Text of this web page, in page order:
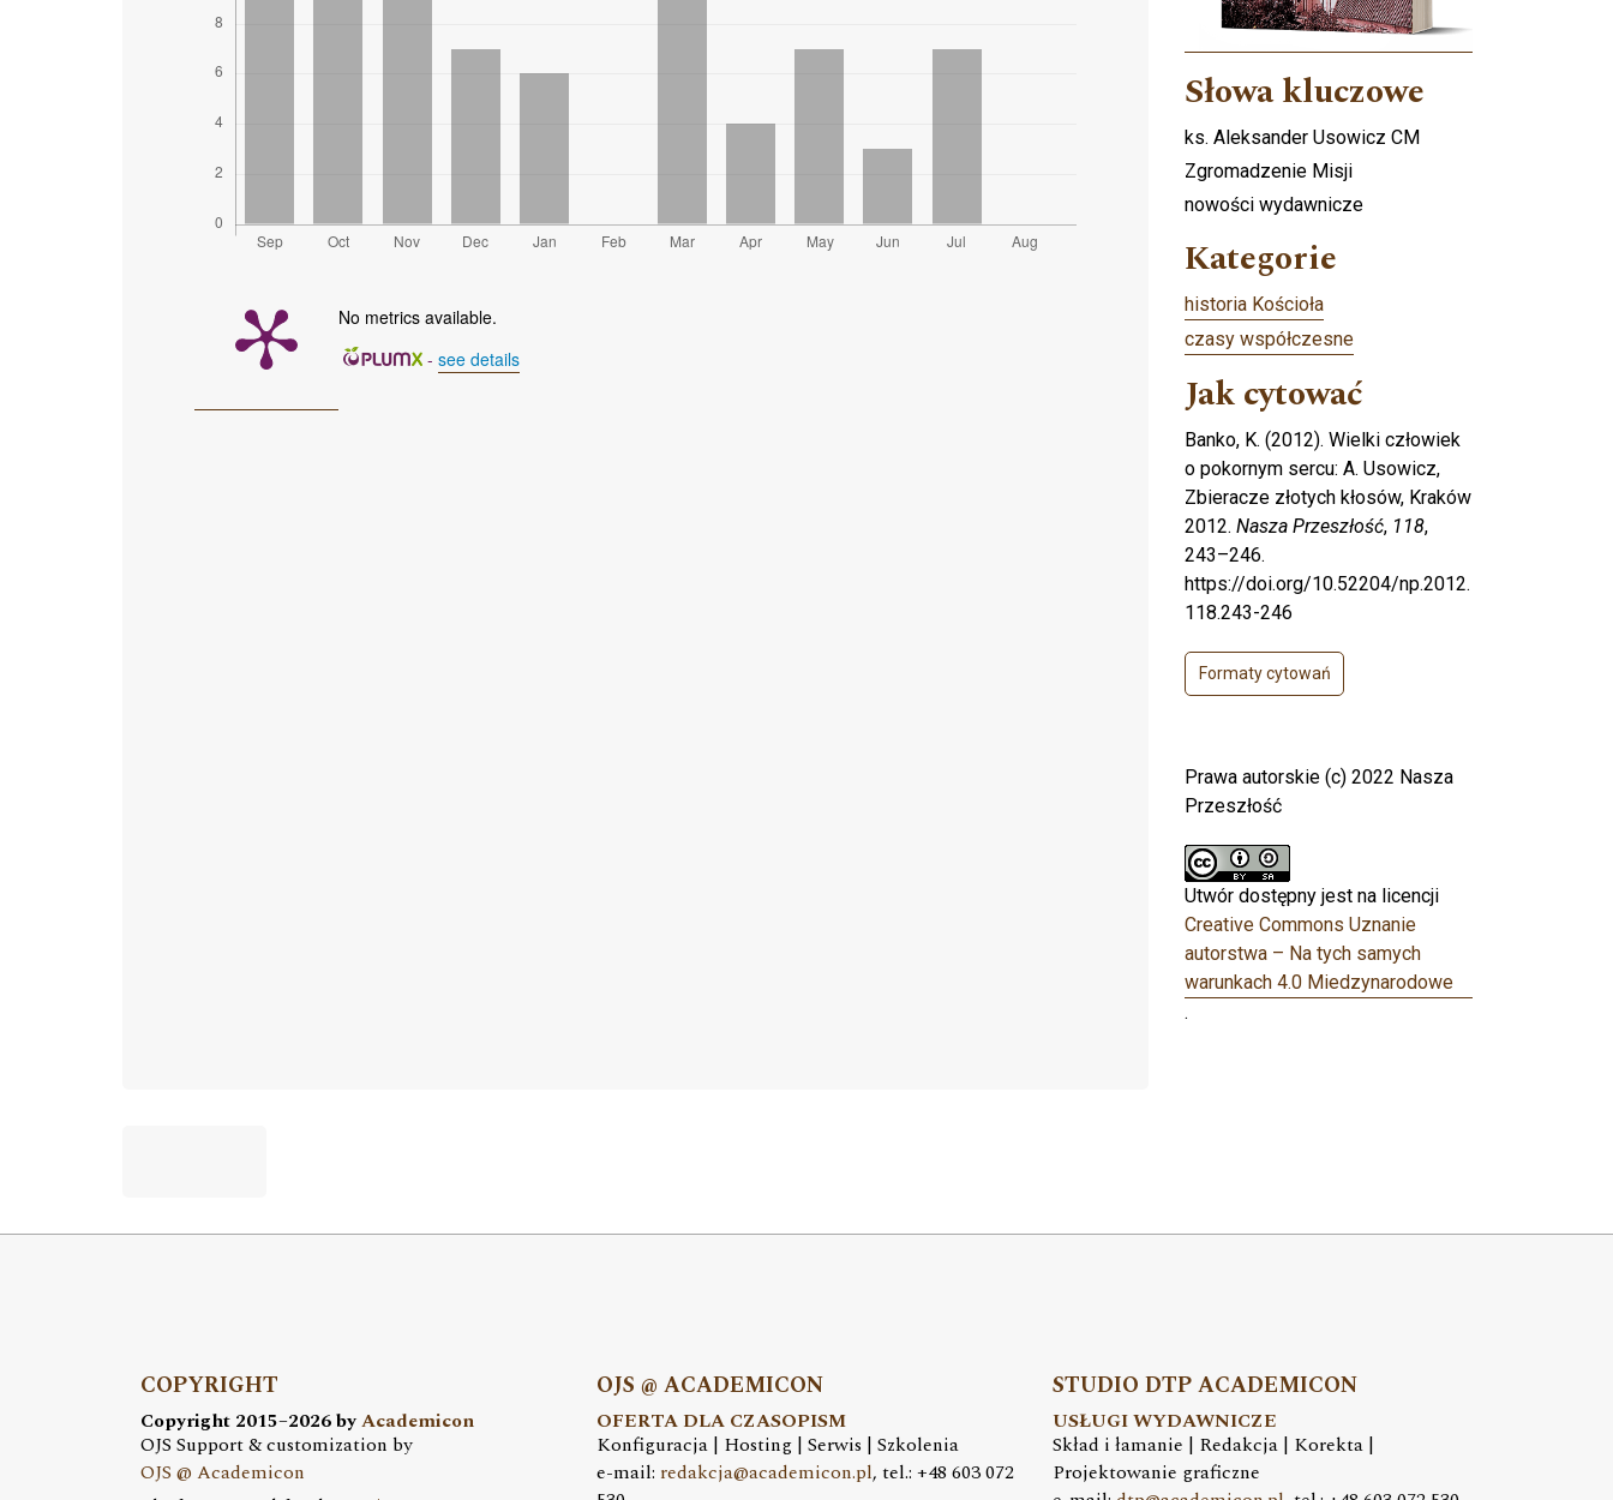
No metrics available.
- see details
Słowa kluczowe
ks. Aleksander Usowicz CM
Zgromadzenie Misji
nowości wydawnicze
Kategorie
historia Kościoła
czasy współczesne
Jak cytować
Banko, K. (2012). Wielki człowiek
o pokornym sercu: A. Usowicz,
Zbieracze złotych kłosów, Kraków
2012. Nasza Przeszłość, 118,
243–246.
https://doi.org/10.52204/np.2012.
118.243-246
Formaty cytowań
Prawa autorskie (c) 2022 Nasza
Przeszłość
Utwór dostępny jest na licencji
Creative Commons Uznanie
autorstwa – Na tych samych
warunkach 4.0 Miedzynarodowe
.
COPYRIGHT
Copyright 2015–2026 byAcademicon
OJS Support & customization by
OJS @ Academicon
OJS @ ACADEMICON
OFERTA DLA CZASOPISM
Konfiguracja | Hosting | Serwis | Szkolenia
e-mail: redakcja@academicon.pl, tel.: +48 603 072
STUDIO DTP ACADEMICON
USŁUGI WYDAWNICZE
Skład i łamanie | Redakcja | Korekta |
Projektowanie graficzne